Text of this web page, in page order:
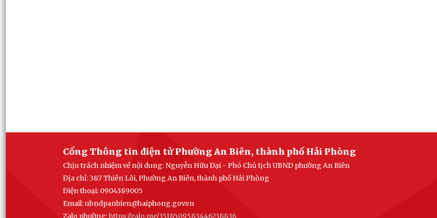
Cổng Thông tin điện tử Phường An Biên, thành phố Hải Phòng
Chịu trách nhiệm về nội dung: Nguyễn Hữu Đại - Phó Chủ tịch UBND phường An Biên
Địa chỉ: 387 Thiên Lôi, Phường An Biên, thành phố Hải Phòng
Điện thoại: 0904389005
Email:ubndpanbien@haiphong.gov.vn
Zalo phường:https://zalo.me/3518509583446238836